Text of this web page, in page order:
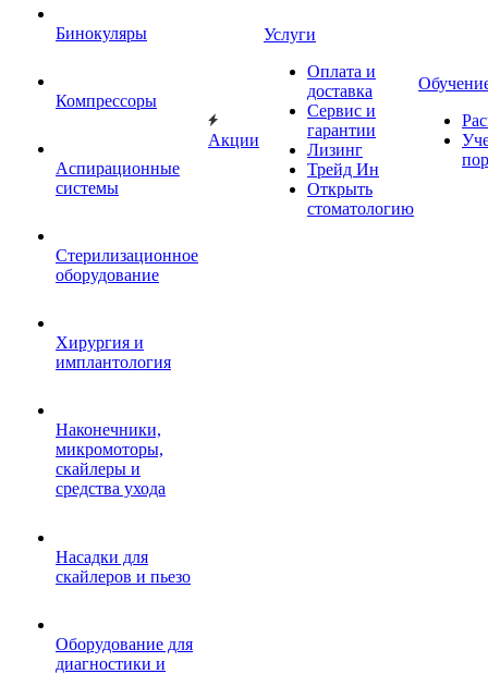
Бинокуляры
Компрессоры
Аспирационные
системы
Стерилизационное
оборудование
Хирургия и
имплантология
Наконечники,
микромоторы,
скайлеры и
средства ухода
Насадки для
скайлеров и пьезо
Оборудование для
диагностики и
Акции
Услуги
Оплата и
доставка
Сервис и
гарантии
Лизинг
Трейд Ин
Открыть
стоматологию